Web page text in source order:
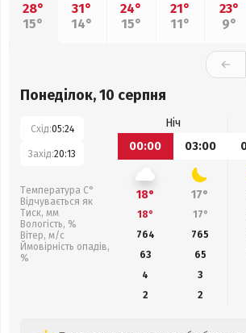
28°
15°
31°
14°
24°
15°
21°
11°
23°
9°
Понеділок, 10 серпня
Схід:05:24
Захід:20:13
Температура С°
Відчувається як
Тиск, мм
Вологість, %
Вітер, м/с
Ймовірність опадів,
%
Ніч
00:00
03:00
18° 17°
18° 17°
764
765
63
65
4
3
2
2